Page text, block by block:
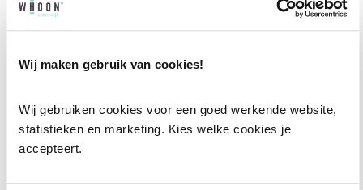
Wij maken gebruik van cookies!
Wij gebruiken cookies voor een goed werkende website,
statistieken en marketing. Kies welke cookies je
accepteert.
Professioneel interieuradvies
vanuit jouw wensen en behoeften een
passend interieuradvies.